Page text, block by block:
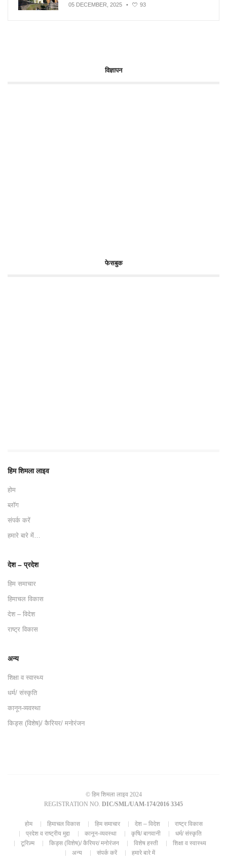
05 DECEMBER, 2025 • 93
विज्ञापन
फेसबुक
हिम शिमला लाइव
होम
ब्लॉग
संपर्क करें
हमारे बारे में…
देश – प्रदेश
हिम समाचार
हिमाचल विकास
देश – विदेश
राष्ट्र विकास
अन्य
शिक्षा व स्वास्थ्य
धर्म/ संस्कृति
कानून-व्यवस्था
किड्स (विशेष)/ कैरियर/ मनोरंजन
© हिम शिमला लाइव 2024
REGISTRATION NO. DIC/SML/UAM-174/2016 3345
होम हिमाचल विकास हिम समाचार देश – विदेश
राष्ट्र विकास
प्रदेश व राष्ट्रीय मुद्दा
कानून-व्यवस्था कृषि/ बागवानी
धर्म/ संस्कृति
टूरिज़्म
किड्स (विशेष)/ कैरियर/ मनोरंजन विशेष हस्ती
शिक्षा व स्वास्थ्य
अन्य
संपर्क करें हमारे बारे में